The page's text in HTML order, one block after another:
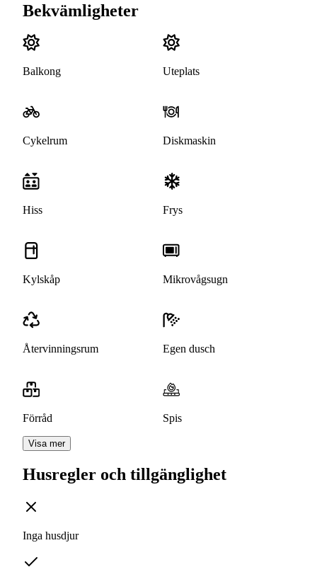
Bekvämligheter
Balkong Uteplats
Cykelrum Diskmaskin
Hiss Frys
Kylskåp Mikrovågsugn
Återvinningsrum Egen dusch
Förråd Spis
Visa mer
Husregler och tillgänglighet
Inga husdjur